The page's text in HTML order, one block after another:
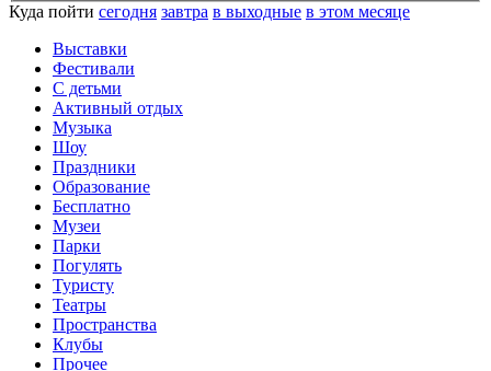
Куда пойти сегодня завтра в выходные в этом месяце
Выставки
Фестивали
С детьми
Активный отдых
Музыка
Шоу
Праздники
Образование
Бесплатно
Музеи
Парки
Погулять
Туристу
Театры
Пространства
Клубы
Прочее